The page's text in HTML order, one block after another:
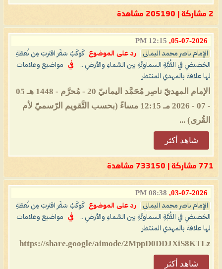
2 مشاركة | 205190 مشاهدة
05-07-2026,
12:15 PM
الإمام ناصر محمد اليماني رد على الموضوع
كَوكَبُ سَقَر اقتربَ مِن نُقطَةِ
الحَضيضِ في القُبَّةِ السماويَّةِ بين السَّماءِ والأرضِ ..
في
مواضيع وعلامات
لها علاقة بالمهدي المنتظر
الإمام المهديّ ناصِر مُحَمَّد اليمانيّ 20 - مُحرَّم - 1448 هـ 05
- 07 - 2026 مـ 12:15 مساءً (بحسب التَّقويم الرّسميّ لأم
القُرى) ...
شاهد أكثر
771 مشاركة | 733150 مشاهدة
03-07-2026,
08:38 PM
الإمام ناصر محمد اليماني رد على الموضوع
كَوكَبُ سَقَر اقتربَ مِن نُقطَةِ
الحَضيضِ في القُبَّةِ السماويَّةِ بين السَّماءِ والأرضِ ..
في
مواضيع وعلامات
لها علاقة بالمهدي المنتظر
https://share.google/aimode/2MppD0DDJXiS8KTLz
شاهد أكثر